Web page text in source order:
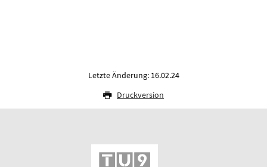
Letzte Änderung: 16.02.24
Druckversion